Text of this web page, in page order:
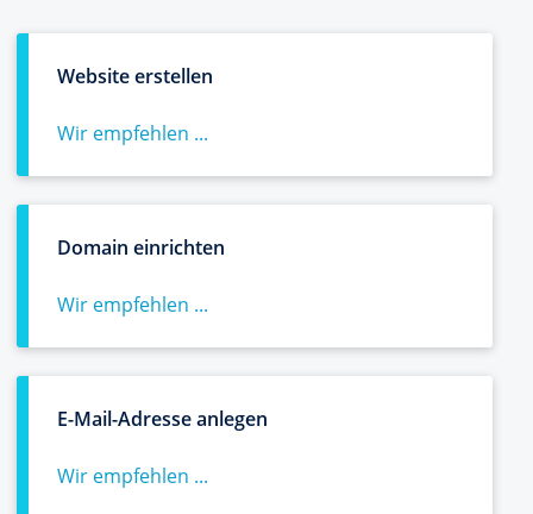
Website erstellen
Wir empfehlen ...
Domain einrichten
Wir empfehlen ...
E-Mail-Adresse anlegen
Wir empfehlen ...